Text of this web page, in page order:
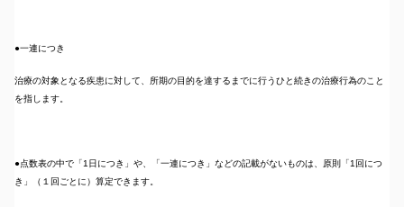
●一連につき
治療の対象となる疾患に対して、所期の目的を達するまでに行うひと続きの治療行為のこと
を指します。
●点数表の中で「1日につき」や、「一連につき」などの記載がないものは、原則「1回につ
き」（１回ごとに）算定できます。